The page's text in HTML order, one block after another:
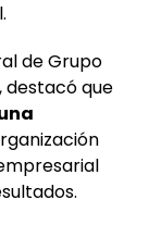
de Grupo
destacó que